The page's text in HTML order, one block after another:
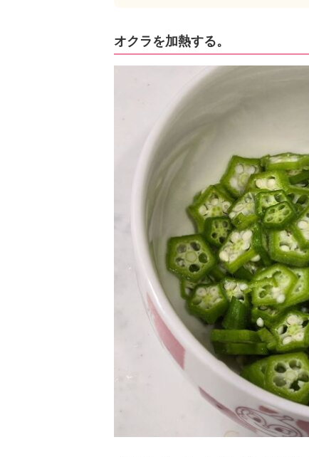
オクラを加熱する。